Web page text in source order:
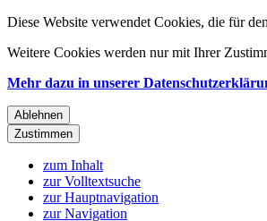
Diese Website verwendet Cookies, die für
Weitere Cookies werden nur mit Ihrer
Mehr dazu in unserer
Ablehnen
Zustimmen
zum Inhalt
zur Volltextsuche
zur Hauptnavigation
zur Navigation